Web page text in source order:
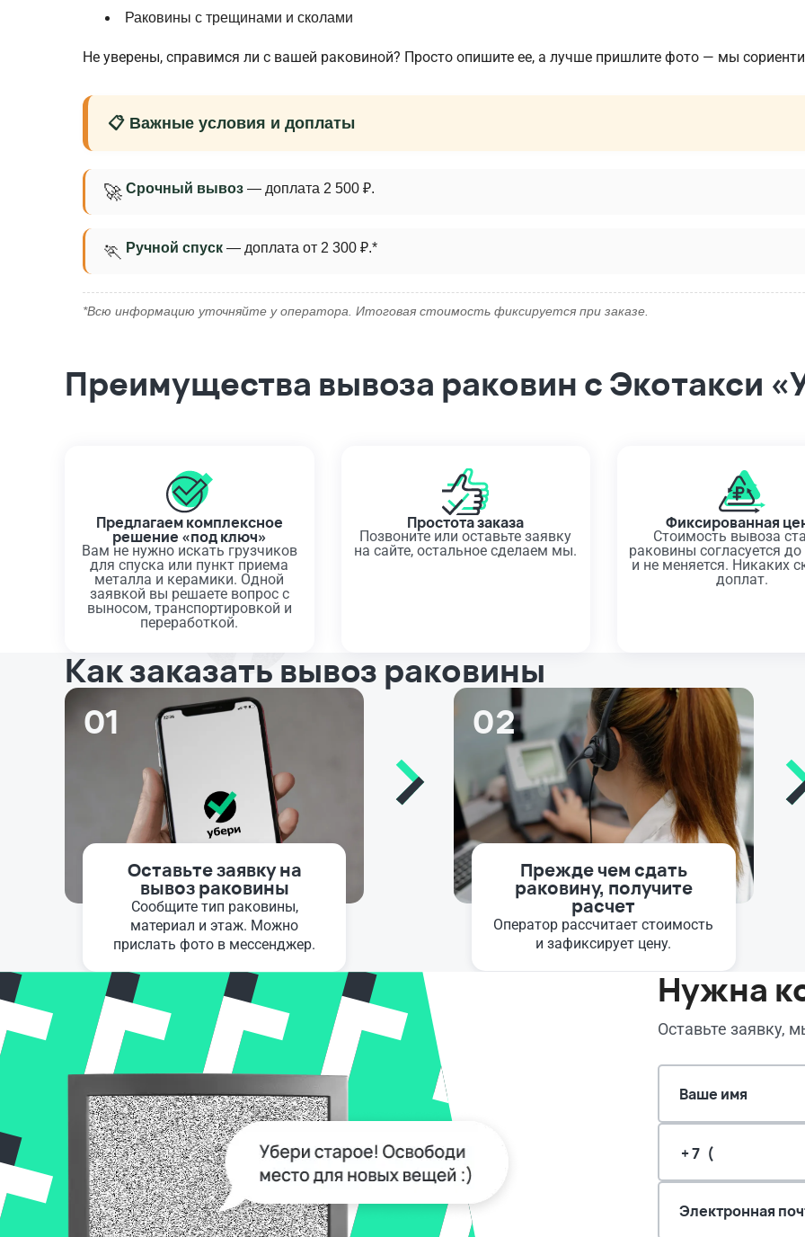
Раковины с трещинами и сколами
Не уверены, справимся ли с вашей раковиной? Просто опишите ее, а лучше пришлите фото — мы
📋 Важные условия и доплаты
🚀 Срочный вывоз — доплата 2 500 ₽.
🏃 Ручной спуск — доплата от 2 300 ₽.*
*Всю информацию уточняйте у оператора. Итоговая стоимость фиксируется при заказе.
Преимущества вывоза раковин с Экотакси
Предлагаем комплексное
решение «под ключ»
Вам не нужно искать грузчиков
для спуска или пункт приема
металла и керамики. Одной
заявкой вы решаете вопрос с
выносом, транспортировкой и
переработкой.
Простота заказа
Позвоните или оставьте заявку
на сайте, остальное сделаем мы.
Фиксированная
Стоимость вывоза
раковины согласуется
и не меняется. Никаких
доплат.
Как заказать вывоз раковины
01
Оставьте заявку на
вывоз раковины
Сообщите тип раковины,
материал и этаж. Можно
прислать фото в мессенджер.
02
Прежде чем сдать
раковину, получите
расчет
Оператор рассчитает стоимость
и зафиксирует цену.
Нужна
Оставьте заявку,
Ваше имя
Электронная